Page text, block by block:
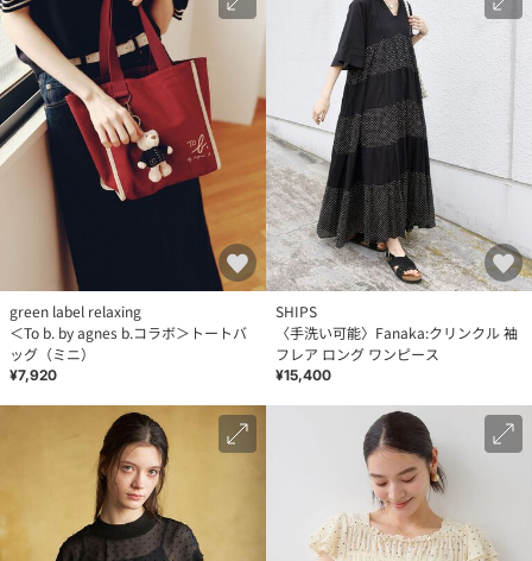
green label relaxing
＜To b. by agnes b.コラボ＞トートバ
ッグ（ミニ）
¥7,920
SHIPS
〈手洗い可能〉Fanaka:クリンクル 袖
フレア ロング ワンピース
¥15,400